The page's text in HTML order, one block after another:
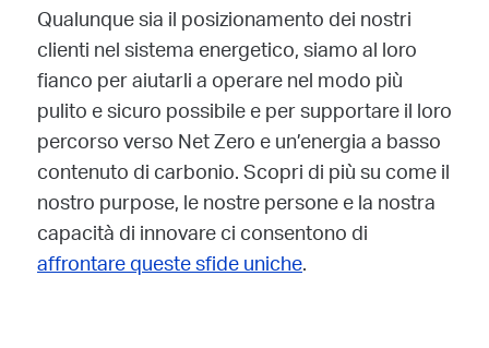
Qualunque sia il posizionamento dei nostri
clienti nel sistema energetico, siamo al loro
fianco per aiutarli a operare nel modo più
pulito e sicuro possibile e per supportare il loro
percorso verso Net Zero e un’energia a basso
contenuto di carbonio. Scopri di più su come il
nostro purpose, le nostre persone e la nostra
capacità di innovare ci consentono di
affrontare queste sfide uniche.